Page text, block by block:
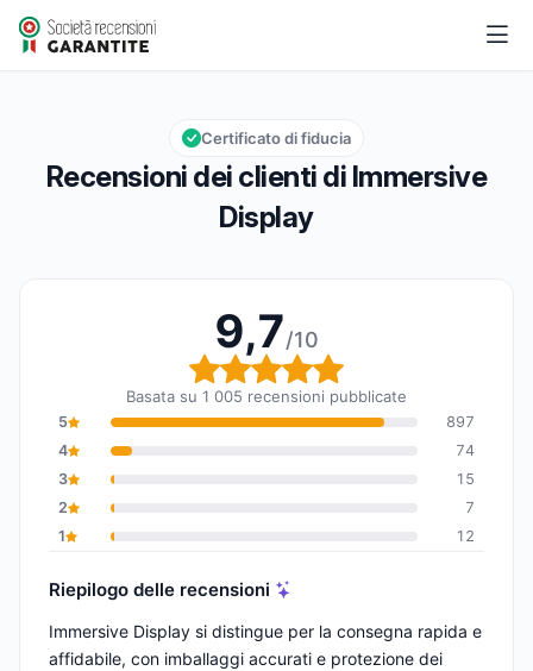
Immersive Display
Valutazione globale: 9,7 su 10
9,7/10
Recensioni dei clienti di Immersive
Display
Certificato di fiducia
9,7/10
Valutazione globale:
Basata su 1 005 recensioni pubblicate
5
897
4
74
3
15
2
7
1
12
Riepilogo delle recensioni
Immersive Display si distingue per la consegna rapida e
affidabile, con imballaggi accurati e protezione dei